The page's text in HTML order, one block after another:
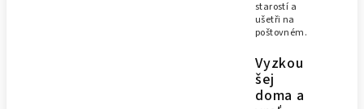
starostí a
ušetři na
poštovném.
Vyzkou
šej
doma a